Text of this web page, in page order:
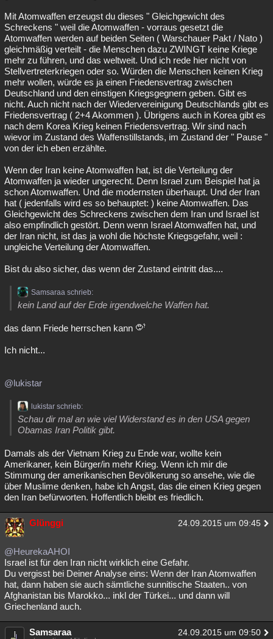
Mit Atomwaffen erzeugst du dieses " Gleichgewicht des
Schreckens " weil die Atomwaffen - vorraus gesetzt die
Atomwaffen werden auf beiden Seiten ( Warschauer Pakt / Nato )
gleichmäßig verteilt - die Menschen dazu ZWINGT keine Kriege
mehr zu führen, und das weltweit. Und ich rede hier nicht von
Stellvertreterkriegen oder so. Würden die Menschen keinen Krieg
mehr wollen, würde es ja einen Friedensvertrag zwischen
Deutschland und den einstigen Kriegsgegnern geben. Gibt es
nicht. Auch nicht nach der Wiedervereinigung Deutschlands gibt es
Friedensvertrag ( 2+4 Akommen ). Übrigens auch in Korea gibt es
nach dem Korea Krieg keinen Friedensvertrag. Wir sind nach
wievor im Zustand des Waffenstillstands, im Zustand der " Pause "
von der ich eben erzählte.
Wenn der Iran keine Atomwaffen hat, ist die Verteilung der
Atomwaffen ja wieder ungerecht. Denn Israel zum Beispiel hat ja
schon Atomwaffen. Und die modernsten überhaupt. Und der Iran
hat ( jedenfalls wird es so behauptet: ) keine Atomwaffen. Das
Gleichgewicht des Schreckens zwischen dem Iran und Israel ist
also empfindlich gestört. Denn wenn Israel Atomwaffen hat, und
der Iran nicht, ist das ja wohl die höchste Kriegsgefahr, weil :
ungleiche Verteilung der Atomwaffen.
Bist du also sicher, das wenn der Zustand eintritt das....
Samsaraa schrieb:
kein Land auf der Erde irgendwelche Waffen hat.
das dann Friede herrschen kann
Ich nicht...
@lukistar
lukistar schrieb:
Schau dir mal an wie viel Widerstand es in den USA gegen
Obamas Iran Politik gibt.
Damals als der Vietnam Krieg zu Ende war, wollte kein
Amerikaner, kein Bürger/in mehr Krieg. Wenn ich mir die
Stimmung der amerikanischen Bevölkerung so ansehe, wie die
über Muslime denken, habe ich Angst, das die einen Krieg gegen
den Iran befürworten. Hoffentlich bleibt es friedlich.
Glünggi 24.09.2015 um 09:45
@HeurekaAHOI
Israel ist für den Iran nicht wirklich eine Gefahr.
Du vergisst bei Deiner Analyse eins: Wenn der Iran Atomwaffen
hat, dann haben sie auch sämtliche sunnitische Staaten.. von
Afghanistan bis Marokko... inkl der Türkei... und dann will
Griechenland auch.
Samsaraa 24.09.2015 um 09:50